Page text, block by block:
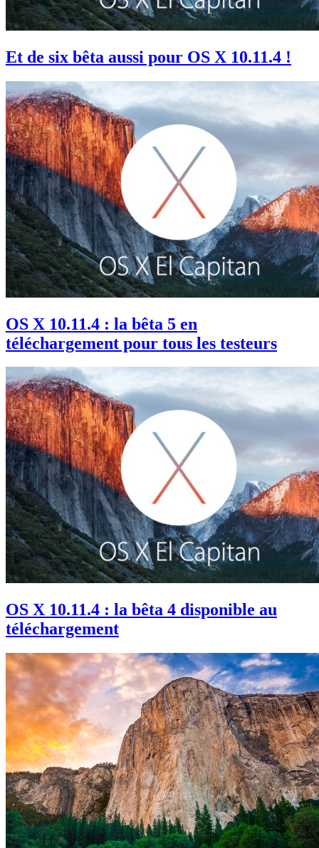
Et de six bêta aussi pour OS X 10.11.4 !
OS X 10.11.4 : la bêta 5 en
téléchargement pour tous les testeurs
OS X 10.11.4 : la bêta 4 disponible au
téléchargement